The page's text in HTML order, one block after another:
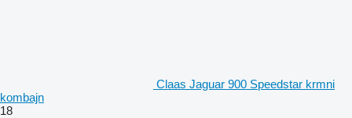
Claas Jaguar 900 Speedstar krmni
kombajn
18